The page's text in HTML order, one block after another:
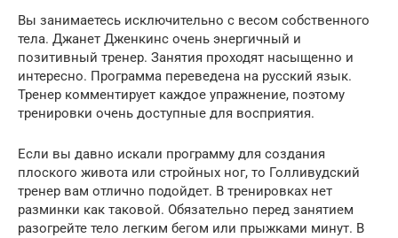
Вы занимаетесь исключительно с весом собственного
тела. Джанет Дженкинс очень энергичный и
позитивный тренер. Занятия проходят насыщенно и
интересно. Программа переведена на русский язык.
Тренер комментирует каждое упражнение, поэтому
тренировки очень доступные для восприятия.
Если вы давно искали программу для создания
плоского живота или стройных ног, то Голливудский
тренер вам отлично подойдет. В тренировках нет
разминки как таковой. Обязательно перед занятием
разогрейте тело легким бегом или прыжками минут. В